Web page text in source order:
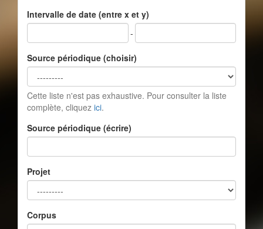
Intervalle de date (entre x et y)
-
Source périodique (choisir)
Cette liste n'est pas exhaustive. Pour consulter la liste
complète, cliquez ici.
Source périodique (écrire)
Projet
Corpus